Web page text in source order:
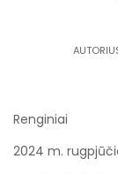
Renginiai
2024 m.